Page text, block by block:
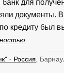
для
документы.
кредиту был
- Россия ,